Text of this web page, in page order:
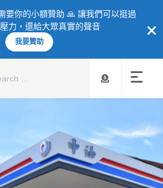
要你的小額贊助 🙏 讓我們可以挺過
力，還給大眾真實的聲音
我要贊助